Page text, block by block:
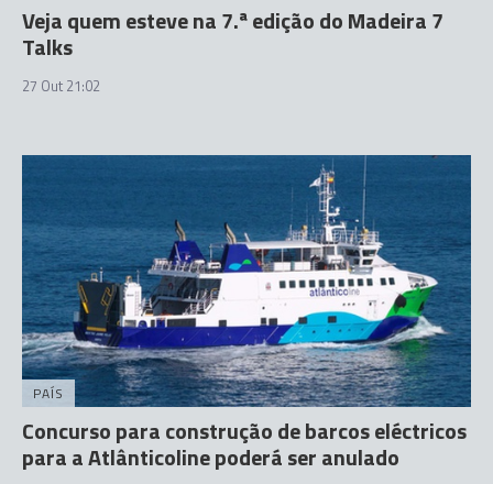
Veja quem esteve na 7.ª edição do Madeira 7
Talks
27 Out 21:02
PAÍS
Concurso para construção de barcos eléctricos
para a Atlânticoline poderá ser anulado